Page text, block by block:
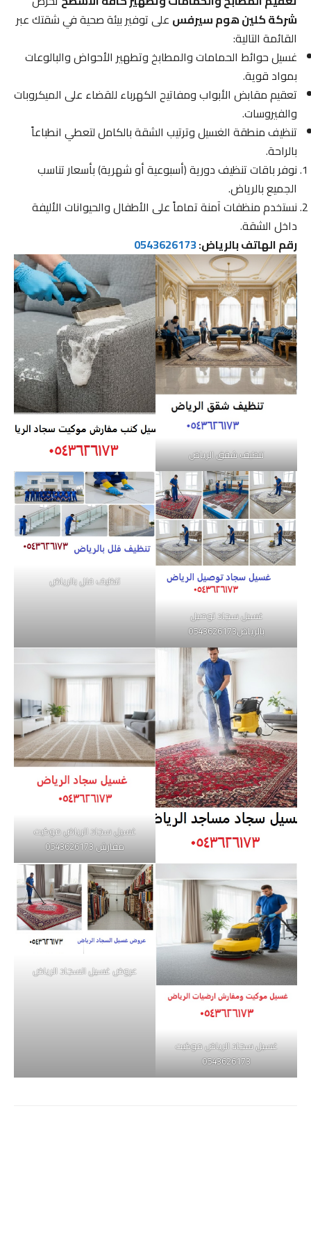
شركة كلين هوم سيرفسعلى توفير بيئة صحية في شقتك عبر
القائمة التالية:
غسيل حوائط الحمامات والمطابخ وتطهير الأحواض والبالوعات
بمواد قوية.
تعقيم مقابض الأبواب ومفاتيح الكهرباء للقضاء على الميكروبات
والفيروسات.
تنظيف منطقة الغسيل وترتيب الشقة بالكامل لتعطي انطباعاً
بالراحة.
نوفر باقات تنظيف دورية (أسبوعية أو شهرية) بأسعار تناسب
الجميع بالرياض.
نستخدم منظفات آمنة تماماً على الأطفال والحيوانات الأليفة
داخل الشقة.
رقم الهاتف بالرياض:0543626173
تنظيف شقق الرياض
غسيل سجاد توصيل
بالرياض0543626173
تنظيف فلل بالرياض
غسيل سجاد الرياض موكيت
مفارش 0543626173
غسيل سجاد الرياض موكيت
0543626173
عروض غسيل السجاد الرياض